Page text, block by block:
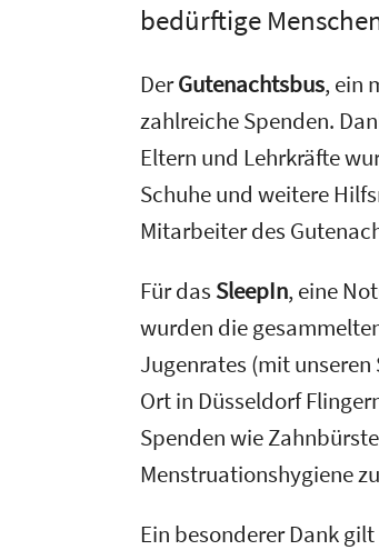
bedürftige
DerGutenachtsbus, ein
zahlreiche Spenden.
Eltern und Lehrkräfte
Schuhe und weitere
Mitarbeiter des
Für das SleepIn, eine
wurden die
Jugenrates (mit
Ort in Düsseldorf
Spenden wie
Menstruationshygiene
Ein besonderer Dank